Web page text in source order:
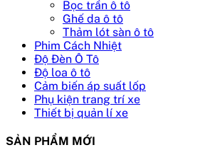
Bọc trần ô tô
Ghế da ô tô
Thảm lót sàn ô tô
Phim Cách Nhiệt
Độ Đèn Ô Tô
Độ loa ô tô
Cảm biến áp suất lốp
Phụ kiện trang trí xe
Thiết bị quản lí xe
SẢN PHẨM MỚI